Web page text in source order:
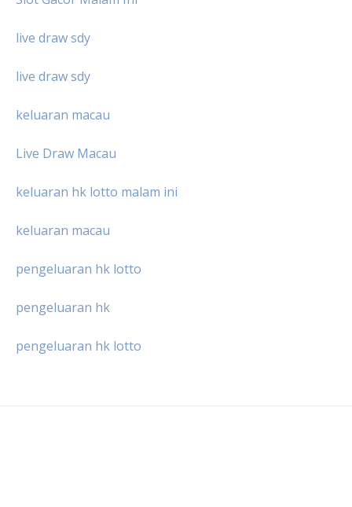
live draw sdy
live draw sdy
keluaran macau
Live Draw Macau
keluaran hk lotto malam ini
keluaran macau
pengeluaran hk lotto
pengeluaran hk
pengeluaran hk lotto